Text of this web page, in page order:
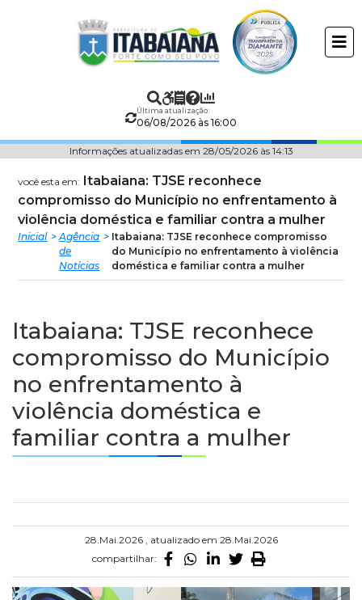
Prefeitura
Municipal
Itabaiana
Última atualização:
06/08/2026 às 16:00
Informações atualizadas em 28/05/2026 às 14:13
você esta em: Itabaiana: TJSE reconhece
compromisso do Município no enfrentamento à
violência doméstica e familiar contra a mulher
Inicial
Agência
de
Notícias
Itabaiana: TJSE reconhece compromisso
do Município no enfrentamento à violência
doméstica e familiar contra a mulher
Itabaiana: TJSE reconhece
compromisso do Município
no enfrentamento à
violência doméstica e
familiar contra a mulher
28.Mai.2026 , atualizado em 28.Mai.2026
compartilhar: